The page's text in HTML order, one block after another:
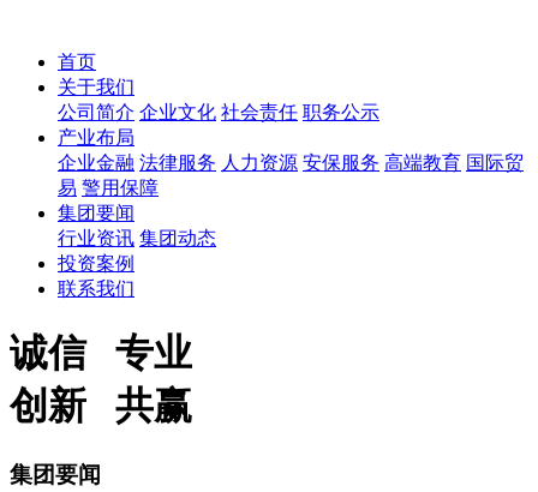
首页
关于我们
公司简介 企业文化 社会责任 职务公示
产业布局
企业金融 法律服务 人力资源 安保服务 高端教育 国际贸
易 警用保障
集团要闻
行业资讯 集团动态
投资案例
联系我们
诚信 专业
创新 共赢
集团要闻